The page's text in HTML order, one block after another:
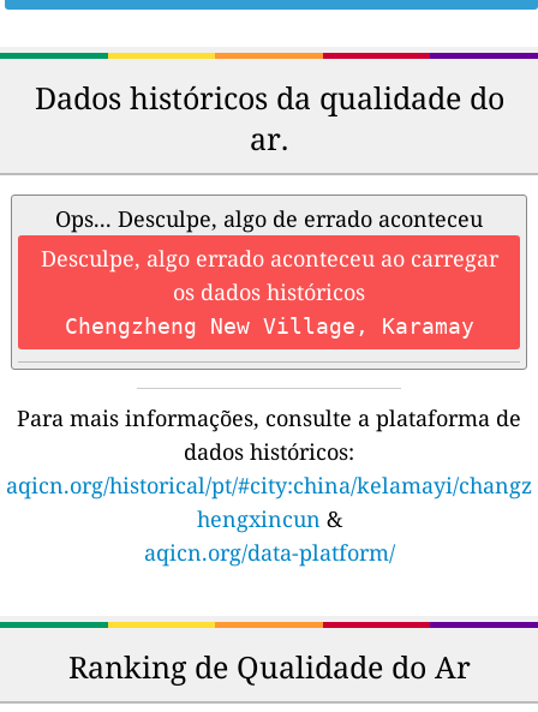
Dados históricos da qualidade do
ar.
Ops... Desculpe, algo de errado aconteceu
Desculpe, algo errado aconteceu ao carregar
os dados históricos
Chengzheng New Village, Karamay
Para mais informações, consulte a plataforma de
dados históricos:
aqicn.org/historical/pt/#city:china/kelamayi/changz
hengxincun &
aqicn.org/data-platform/
Ranking de Qualidade do Ar